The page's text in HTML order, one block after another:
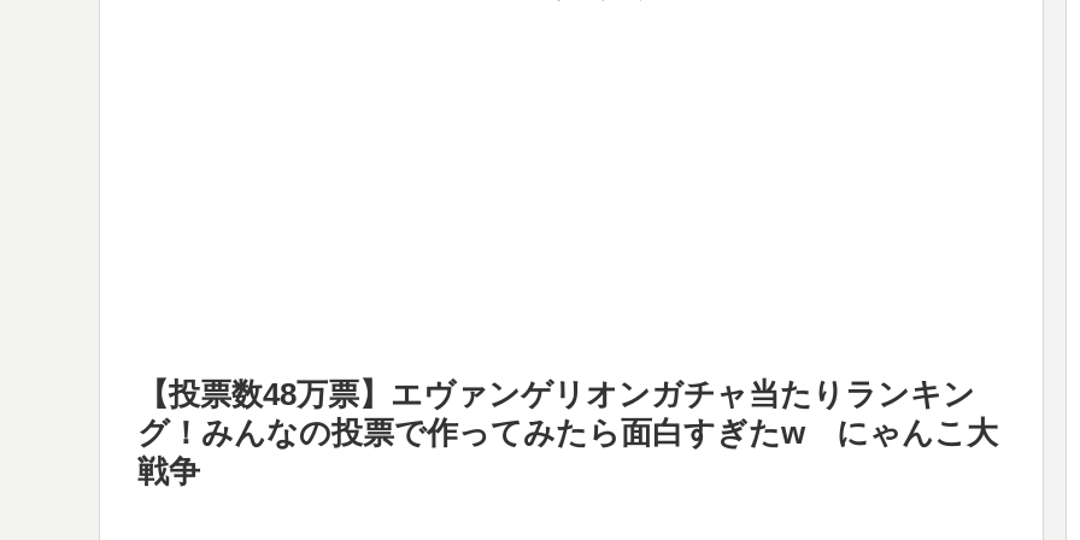
【投票数48万票】エヴァンゲリオンガチャ当たりランキン
グ！みんなの投票で作ってみたら面白すぎたw にゃんこ大
戦争